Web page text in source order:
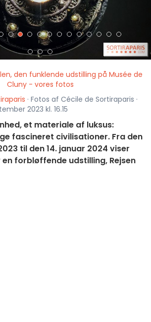
den funklende udstilling på Musée de
Cluny - vores fotos
· Fotos af Cécile de Sortiraparis ·
2023 kl. 16.15
et materiale af luksus:
fascineret civilisationer. Fra den
til den 14. januar 2024 viser
en forbløffende udstilling, Rejsen